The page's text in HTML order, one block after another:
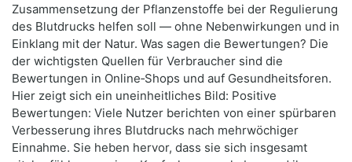
Zusammensetzung der Pflanzenstoffe bei der Regulierung
des Blutdrucks helfen soll — ohne Nebenwirkungen und in
Einklang mit der Natur. Was sagen die Bewertungen? Die
der wichtigsten Quellen für Verbraucher sind die
Bewertungen in Online‑Shops und auf Gesundheitsforen.
Hier zeigt sich ein uneinheitliches Bild: Positive
Bewertungen: Viele Nutzer berichten von einer spürbaren
Verbesserung ihres Blutdrucks nach mehrwöchiger
Einnahme. Sie heben hervor, dass sie sich insgesamt